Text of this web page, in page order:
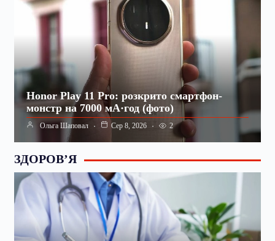
Honor Play 11 Pro: розкрито смартфон-
монстр на 7000 мА·год (фото)
Ольга Шаповал Сер 8, 2026 2
ЗДОРОВ’Я